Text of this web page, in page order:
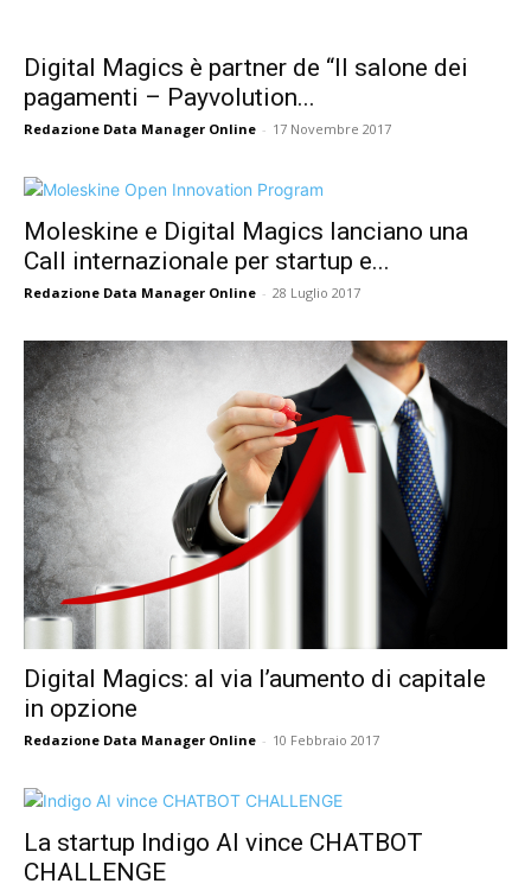
Digital Magics è partner de “Il salone dei
pagamenti – Payvolution...
Redazione Data Manager Online - 17 Novembre 2017
Moleskine e Digital Magics lanciano una
Call internazionale per startup e...
Redazione Data Manager Online - 28 Luglio 2017
Digital Magics: al via l’aumento di capitale
in opzione
Redazione Data Manager Online - 10 Febbraio 2017
La startup Indigo AI vince CHATBOT
CHALLENGE